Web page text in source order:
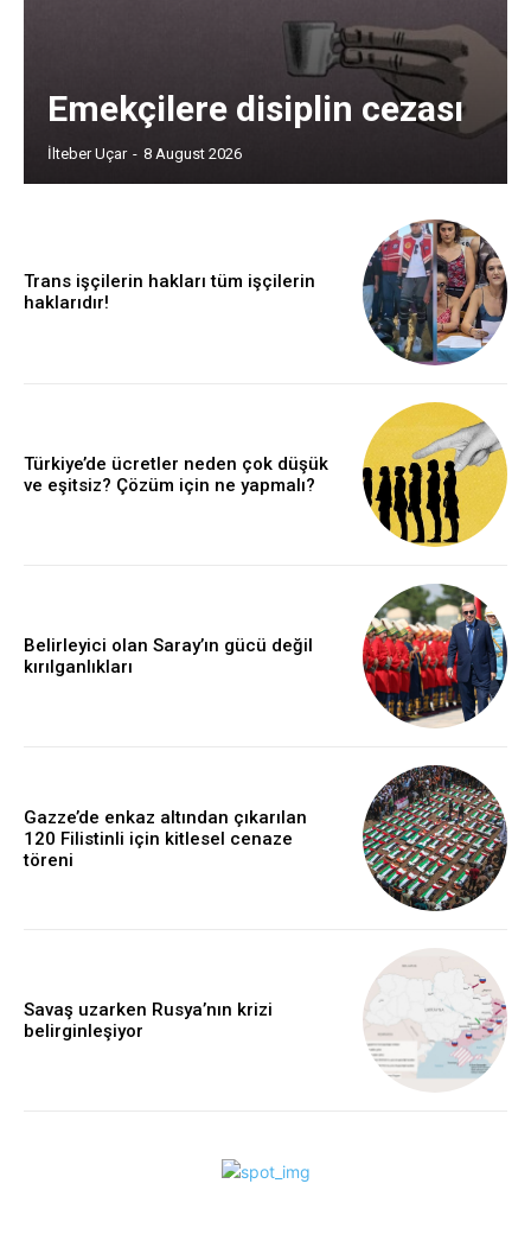
Emekçilere disiplin cezası
İlteber Uçar - 8 August 2026
Trans işçilerin hakları tüm işçilerin
haklarıdır!
Türkiye’de ücretler neden çok düşük
ve eşitsiz? Çözüm için ne yapmalı?
Belirleyici olan Saray’ın gücü değil
kırılganlıkları
Gazze’de enkaz altından çıkarılan
120 Filistinli için kitlesel cenaze
töreni
Savaş uzarken Rusya’nın krizi
belirginleşiyor